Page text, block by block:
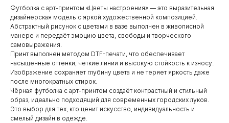
Футболка с арт-принтом «Цветы настроения» — это выразительная
дизайнерская модель с яркой художественной композицией.
Абстрактный рисунок с цветами в вазе выполнен в живописной
манере и передаёт эмоцию цвета, свободы и творческого
самовыражения.
Принт выполнен методом DTF-печати, что обеспечивает
насыщенные оттенки, чёткие линии и высокую стойкость к износу.
Изображение сохраняет глубину цвета и не теряет яркость даже
после многократных стирок.
Чёрная футболка с арт-принтом создаёт контрастный и стильный
образ, идеально подходящий для современных городских луков.
Это выбор для тех, кто ценит искусство, индивидуальность и
смелый дизайн в одежде.